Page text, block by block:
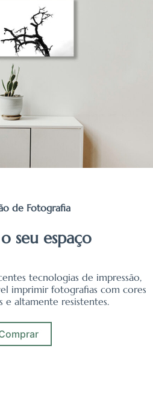
de Fotografia
seu espaço
tecnologias de impressão,
imprimir fotografias com cores
e altamente resistentes.